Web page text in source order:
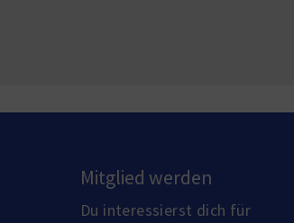
Mitglied werden
Du interessierst dich für